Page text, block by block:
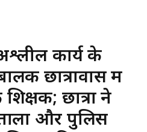
कार्य के
छात्रावास में
छात्रों ने
और पुलिस